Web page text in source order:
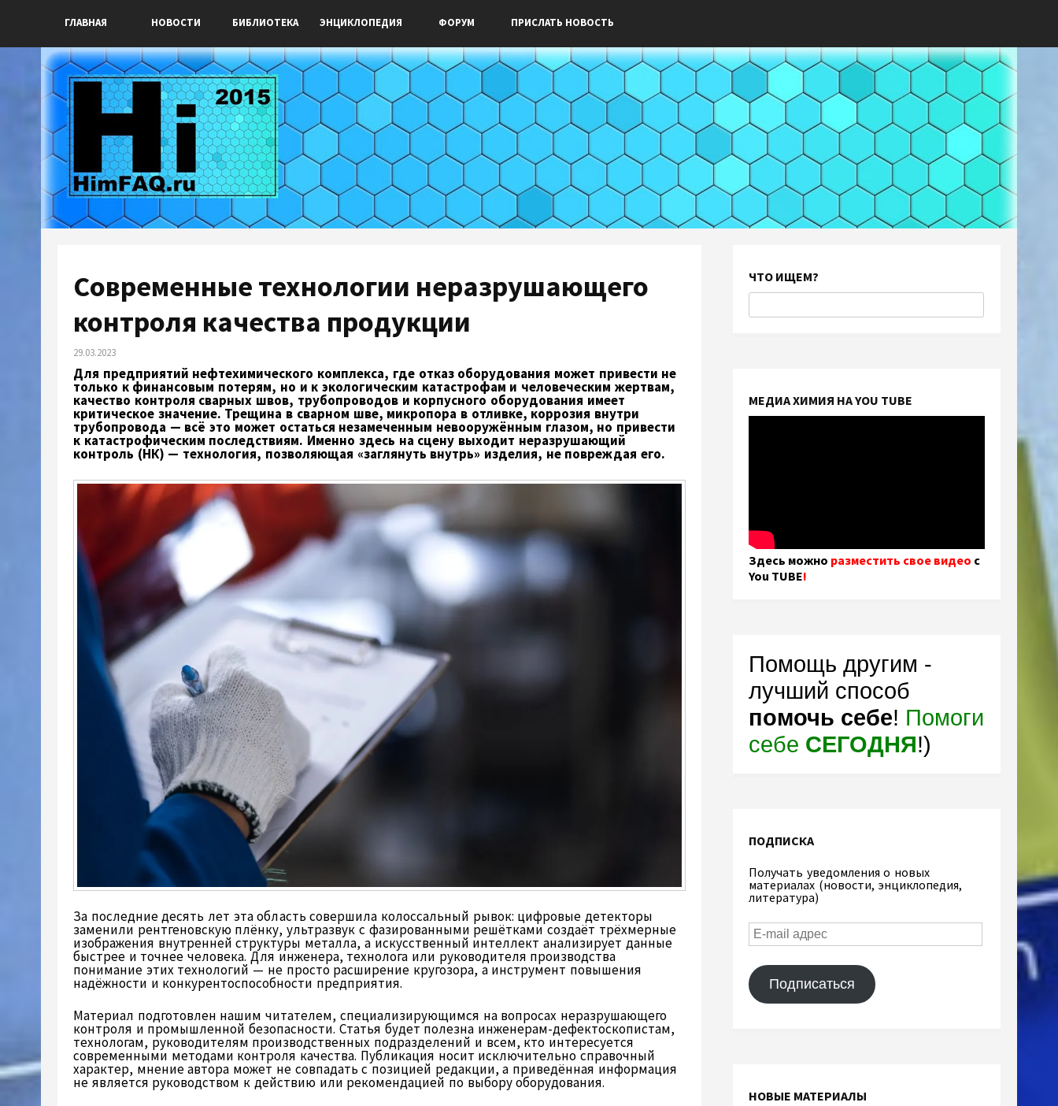
ГЛАВНАЯ НОВОСТИ БИБЛИОТЕКА ЭНЦИКЛОПЕДИЯ ФОРУМ ПРИСЛАТЬ НОВОСТЬ
Современные технологии неразрушающего
контроля качества продукции
29.03.2023
Для предприятий нефтехимического комплекса, где отказ оборудования может привести не
только к финансовым потерям, но и к экологическим катастрофам и человеческим жертвам,
качество контроля сварных швов, трубопроводов и корпусного оборудования имеет
критическое значение. Трещина в сварном шве, микропора в отливке, коррозия внутри
трубопровода — всё это может остаться незамеченным невооружённым глазом, но привести
к катастрофическим последствиям. Именно здесь на сцену выходит неразрушающий
контроль (НК) — технология, позволяющая «заглянуть внутрь» изделия, не повреждая его.
За последние десять лет эта область совершила колоссальный рывок: цифровые детекторы
заменили рентгеновскую плёнку, ультразвук с фазированными решётками создаёт трёхмерные
изображения внутренней структуры металла, а искусственный интеллект анализирует данные
быстрее и точнее человека. Для инженера, технолога или руководителя производства
понимание этих технологий — не просто расширение кругозора, а инструмент повышения
надёжности и конкурентоспособности предприятия.
Материал подготовлен нашим читателем, специализирующимся на вопросах неразрушающего
контроля и промышленной безопасности. Статья будет полезна инженерам-дефектоскопистам,
технологам, руководителям производственных подразделений и всем, кто интересуется
современными методами контроля качества. Публикация носит исключительно справочный
характер, мнение автора может не совпадать с позицией редакции, а приведённая информация
не является руководством к действию или рекомендацией по выбору оборудования.
ЧТО ИЩЕМ?
МЕДИА ХИМИЯ НА YOU TUBE
Здесь можно разместить свое видео с
You TUBE!
Помощь другим -
лучший способ
помочь себе! Помоги
себе СЕГОДНЯ!)
ПОДПИСКА
Получать уведомления о новых
материалах (новости, энциклопедия,
литература)
Подписаться
НОВЫЕ МАТЕРИАЛЫ